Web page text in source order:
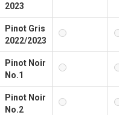
2023
Pinot Gris
2022/2023
Pinot Noir
No.1
Pinot Noir
No.2